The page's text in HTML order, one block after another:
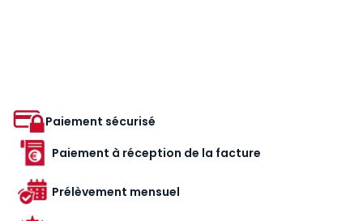
Paiement sécurisé
Paiement à réception de la facture
Prélèvement mensuel